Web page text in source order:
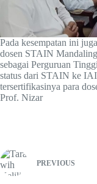
Pada kesempatan ini
dosen STAIN
sebagai Perguruan
status dari STAIN ke
tersertifikasinya para
Prof. Nizar
PREVIOUS